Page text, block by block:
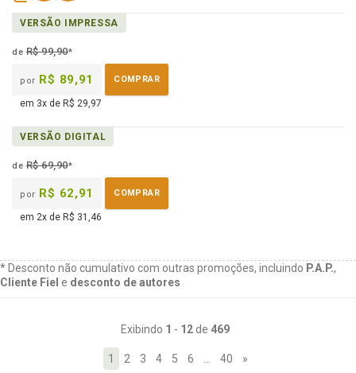
disponível
em
páginasDisponível
na
VERSÃO IMPRESSA
deR$ 99,90*
por R$ 89,91 COMPRAR
em 3x de R$ 29,97
VERSÃO DIGITAL
deR$ 69,90*
por R$ 62,91 COMPRAR
em 2x de R$ 31,46
* Desconto não cumulativo com outras promoções, incluindo P.A.P.,
Cliente Fiel e desconto de autores
Exibindo 1 - 12de 469
1 2 3 4 5 6 40 »